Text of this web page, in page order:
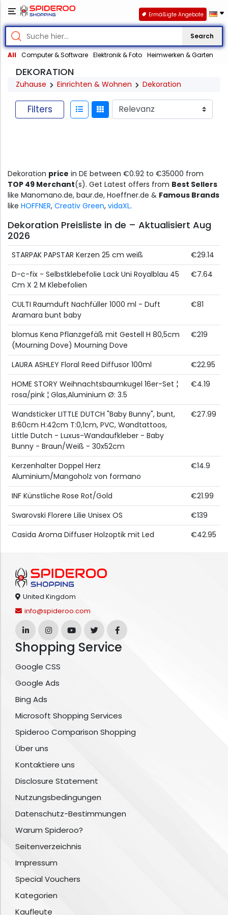
Search
All Computer & Software Elektronik & Foto Heimwerken & Garten
Ermäßigte Angebote
DEKORATION
Zuhause Einrichten & Wohnen Dekoration
Filters
Dekoration price in DE between €0.92 to €35000 from
TOP 49 Merchant(s). Get Latest offers from Best Sellers
like Manomano.de, baur.de, Hoeffner.de & Famous Brands
like HOFFNER, Creativ Green, vidaXL.
Dekoration Preisliste in de – Aktualisiert Aug
2026
STARPAK PAPSTAR Kerzen 25 cm weiß
€29.14
D-c-fix - Selbstklebefolie Lack Uni Royalblau 45
Cm X 2 M Klebefolien
€7.64
CULTI Raumduft Nachfüller 1000 ml - Duft
Aramara bunt baby
€81
blomus Kena Pflanzgefäß mit Gestell H 80,5cm
(Mourning Dove) Mourning Dove
€219
LAURA ASHLEY Floral Reed Diffusor 100ml
€22.95
HOME STORY Weihnachtsbaumkugel 16er-Set ¦
rosa/pink ¦ Glas,Aluminium Ø: 3.5
€4.19
Wandsticker LITTLE DUTCH "Baby Bunny", bunt,
B:60cm H:42cm T:0,1cm, PVC, Wandtattoos,
Little Dutch - Luxus-Wandaufkleber - Baby
Bunny - Braun/Weiß - 30x52cm
€27.99
Kerzenhalter Doppel Herz
Aluminium/Mangoholz von formano
€14.9
INF Künstliche Rose Rot/Gold
€21.99
Swarovski Florere Lilie Unisex OS
€139
Casida Aroma Diffuser Holzoptik mit Led
€42.95
United Kingdom
info@spideroo.com
Shopping Service
Google CSS
Google Ads
Bing Ads
Microsoft Shopping Services
Spideroo Comparison Shopping
Über uns
Kontaktiere uns
Disclosure Statement
Nutzungsbedingungen
Datenschutz-Bestimmungen
Warum Spideroo?
Seitenverzeichnis
Impressum
Special Vouchers
Kategorien
Kaufleute